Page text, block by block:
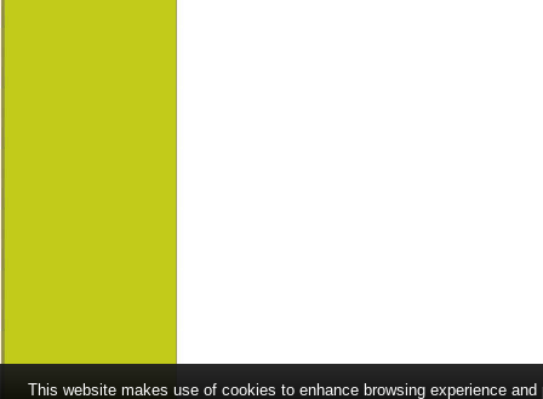
This website makes use of cookies to enhance browsing experience